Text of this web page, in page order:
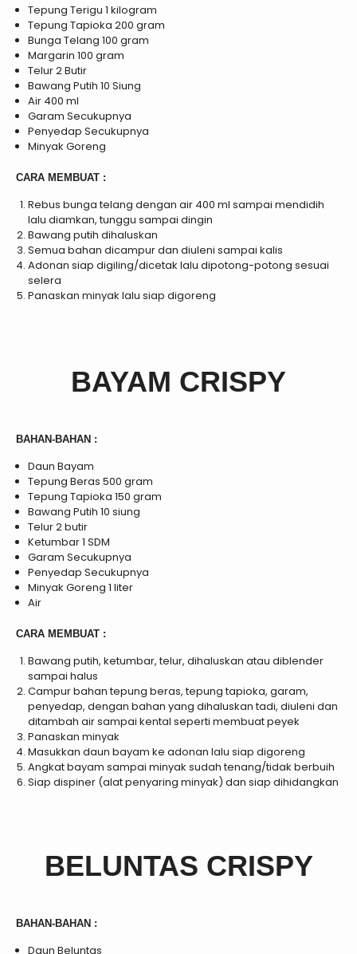
Tepung Terigu 1 kilogram
Tepung Tapioka 200 gram
Bunga Telang 100 gram
Margarin 100 gram
Telur 2 Butir
Bawang Putih 10 Siung
Air 400 ml
Garam Secukupnya
Penyedap Secukupnya
Minyak Goreng
CARA MEMBUAT :
Rebus bunga telang dengan air 400 ml sampai mendidih
lalu diamkan, tunggu sampai dingin
Bawang putih dihaluskan
Semua bahan dicampur dan diuleni sampai kalis
Adonan siap digiling/dicetak lalu dipotong-potong sesuai
selera
Panaskan minyak lalu siap digoreng
BAYAM CRISPY
BAHAN-BAHAN :
Daun Bayam
Tepung Beras 500 gram
Tepung Tapioka 150 gram
Bawang Putih 10 siung
Telur 2 butir
Ketumbar 1 SDM
Garam Secukupnya
Penyedap Secukupnya
Minyak Goreng 1 liter
Air
CARA MEMBUAT :
Bawang putih, ketumbar, telur, dihaluskan atau diblender
sampai halus
Campur bahan tepung beras, tepung tapioka, garam,
penyedap, dengan bahan yang dihaluskan tadi, diuleni dan
ditambah air sampai kental seperti membuat peyek
Panaskan minyak
Masukkan daun bayam ke adonan lalu siap digoreng
Angkat bayam sampai minyak sudah tenang/tidak berbuih
Siap dispiner (alat penyaring minyak) dan siap dihidangkan
BELUNTAS CRISPY
BAHAN-BAHAN :
Daun Beluntas